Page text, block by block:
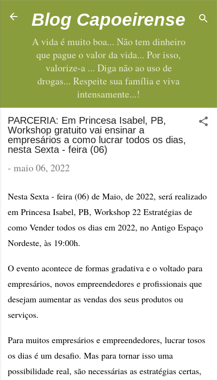
Pular para o conteúdo principal
Blog Capoeirense
A vida é muito boa... Não tem dinheiro
que pague o valor da vida... Por isso,
valorize-a ... Diga não ao uso de
drogas... Respeite sua família e viva
intensamente...!
PARCERIA: Em Princesa Isabel, PB,
Workshop gratuito vai ensinar a
empresários a como lucrar todos os dias,
nesta Sexta - feira (06)
- maio 06, 2022
Nesta Sexta - feira (06) de Maio, de 2022, será realizado
em Princesa Isabel, PB, Workshop 22 Estratégias de
como Vender todos os dias em 2022, no Antigo Espaço
Nordeste, às 19:00h.
O evento acontece de formas gradativa e o voltado para
empresários, novos empreendedores e profissionais que
desejam aumentar as vendas dos seus produtos ou
serviços.
Para muitos empresários e empreendedores, lucrar tosos
os dias é um desafio. Mas para tornar isso uma
possibilidade real, são necessárias as estratégias certas,